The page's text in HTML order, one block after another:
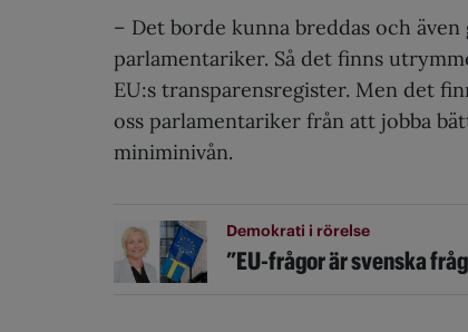
– Det borde kunna breddas och även
parlamentariker. Så det finns
EU:s transparensregister. Men det
oss parlamentariker från att jobba
miniminivån.
Demokrati i rörelse
”EU-frågor är svenska